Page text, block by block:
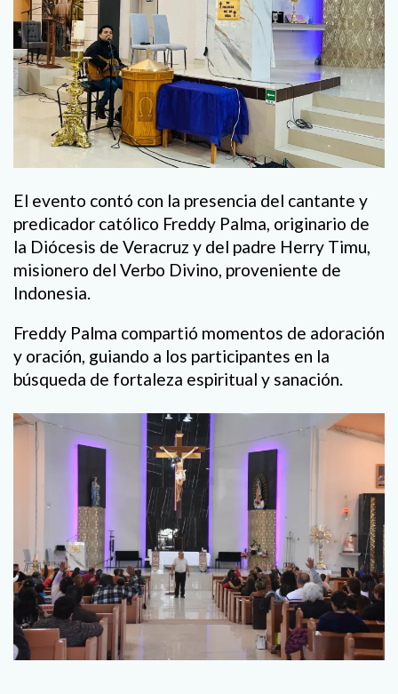
El evento contó con la presencia del cantante y
predicador católico Freddy Palma, originario de
la Diócesis de Veracruz y del padre Herry Timu,
misionero del Verbo Divino, proveniente de
Indonesia.
Freddy Palma compartió momentos de adoración
y oración, guiando a los participantes en la
búsqueda de fortaleza espiritual y sanación.